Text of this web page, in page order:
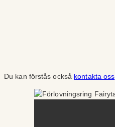
Du kan förstås också kontakta oss